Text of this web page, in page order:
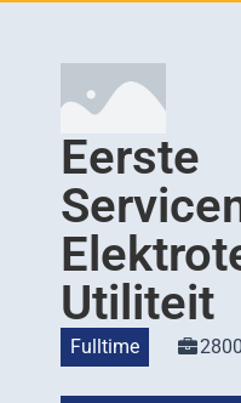
Eerste
Utiliteit
Fulltime